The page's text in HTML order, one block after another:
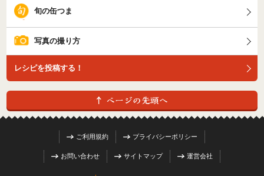
旬の缶つま
写真の撮り方
レシピを投稿する！
ご利用規約 プライバシーポリシー
お問い合わせ サイトマップ 運営会社